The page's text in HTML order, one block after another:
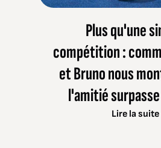
Plus qu'une
compétition :
et Bruno nous
l'amitié
Lire la suite